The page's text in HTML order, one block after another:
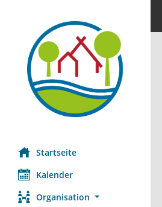
Startseite
Kalender
Organisation